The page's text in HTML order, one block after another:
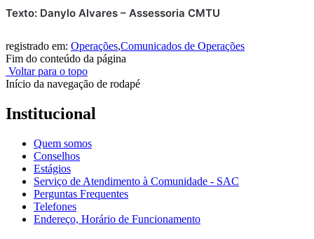
Texto: Danylo Alvares – Assessoria CMTU
registrado em: Operações,Comunicados de Operações
Fim do conteúdo da página
Voltar para o topo
Início da navegação de rodapé
Institucional
Quem somos
Conselhos
Estágios
Serviço de Atendimento à Comunidade - SAC
Perguntas Frequentes
Telefones
Endereço, Horário de Funcionamento